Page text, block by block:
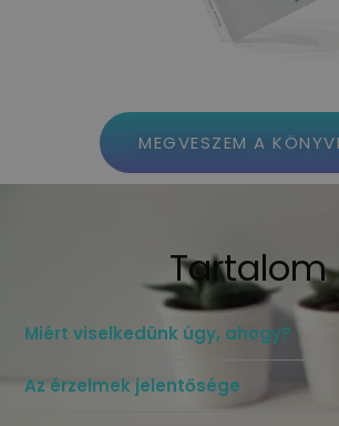
MEGVESZEM A
Tartalom
Miért viselkedünk úgy, ahogy?
Az érzelmek jelentősége